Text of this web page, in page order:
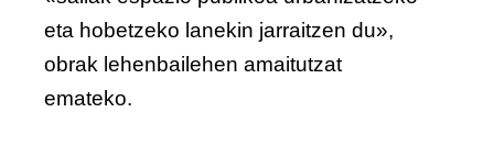
eta hobetzeko lanekin jarraitzen du»,
obrak lehenbailehen amaitutzat
emateko.